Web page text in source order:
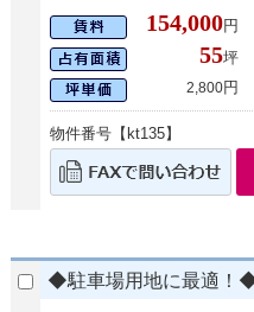
154,000円
55坪
2,800円
物件番号【kt135】
◆駐車場用地に最適！